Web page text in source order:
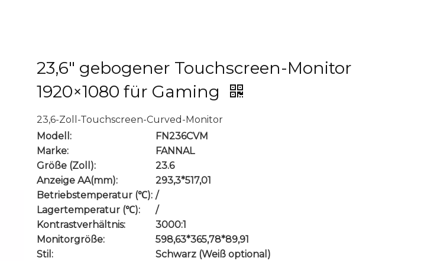
23,6″ gebogener Touchscreen-Monitor
1920×1080 für Gaming
23,6-Zoll-Touchscreen-Curved-Monitor
Modell:
FN236CVM
Marke:
FANNAL
Größe (Zoll):
23.6
Anzeige AA(mm):
293,3*517,01
Betriebstemperatur (℃): /
Lagertemperatur (℃):
/
Kontrastverhältnis:
3000:1
Monitorgröße:
598,63*365,78*89,91
Stil:
Schwarz (Weiß optional)